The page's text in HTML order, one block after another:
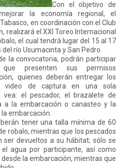
Con el objetivo de
la economía regional, el
en coordinación con el Club
realizará el XXI Toreo Internacional
el cual tendrá lugar del 15 al 17
río Usumacinta y San Pedro.
la convocatoria, podrán participar
presenten sus permisos
quienes deberán entregar los
video de captura en una sola
vea: el pescador, el brazalete de
a la embarcación o canasteo y la
embarcación.
tener una talla mínima de 60
robalo, mientras que los pescados
ser devueltos a su hábitat; sólo se
agua por participante, así como
la embarcación, mientras que